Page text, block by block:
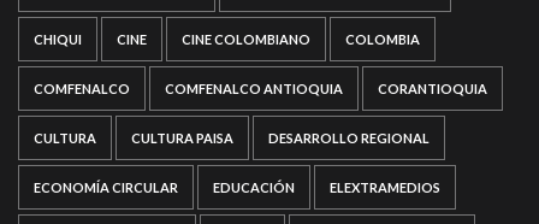
CHIQUI CINE CINE COLOMBIANO COLOMBIA
COMFENALCO COMFENALCO ANTIOQUIA CORANTIOQUIA
CULTURA CULTURA PAISA DESARROLLO REGIONAL
ECONOMÍA CIRCULAR EDUCACIÓN ELEXTRAMEDIOS